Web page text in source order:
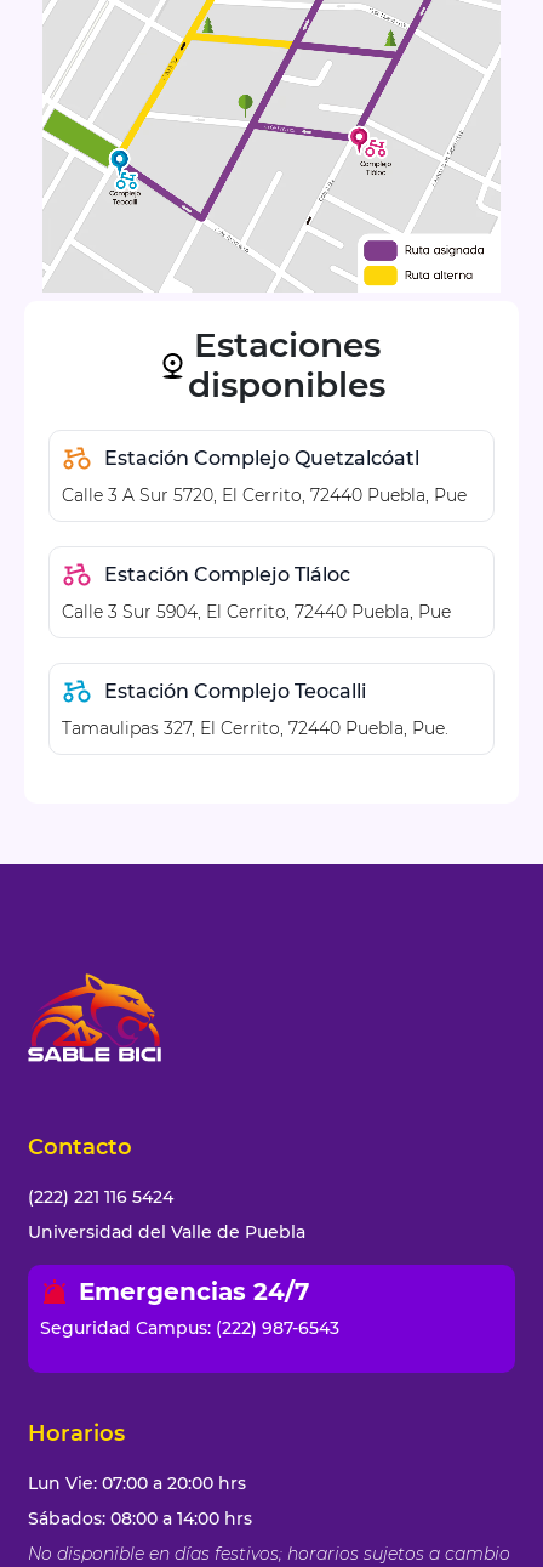
Estaciones
disponibles
Estación Complejo Quetzalcóatl
Calle 3 A Sur 5720, El Cerrito, 72440 Puebla, Pue
Estación Complejo Tláloc
Calle 3 Sur 5904, El Cerrito, 72440 Puebla, Pue
Estación Complejo Teocalli
Tamaulipas 327, El Cerrito, 72440 Puebla, Pue.
Contacto
(222) 221 116 5424
Universidad del Valle de Puebla
Emergencias 24/7
Seguridad Campus: (222) 987-6543
Horarios
Lun Vie: 07:00 a 20:00 hrs
Sábados: 08:00 a 14:00 hrs
No disponible en días festivos; horarios sujetos a cambio